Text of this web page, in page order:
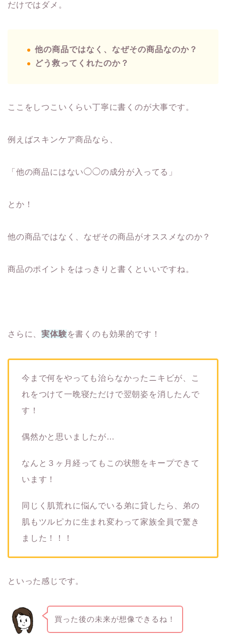
だけではダメ。
他の商品ではなく、なぜその商品なのか？
どう救ってくれたのか？
ここをしつこいくらい丁寧に書くのが大事です。
例えばスキンケア商品なら、
「他の商品にはない◯◯の成分が入ってる」
とか！
他の商品ではなく、なぜその商品がオススメなのか？
商品のポイントをはっきりと書くといいですね。
さらに、実体験を書くのも効果的です！
今まで何をやっても治らなかったニキビが、こ
れをつけて一晩寝ただけで翌朝姿を消したんで
す！
偶然かと思いましたが…
なんと３ヶ月経ってもこの状態をキープできて
います！
同じく肌荒れに悩んでいる弟に貸したら、弟の
肌もツルピカに生まれ変わって家族全員で驚き
ました！！！
といった感じです。
買った後の未来が想像できるね！